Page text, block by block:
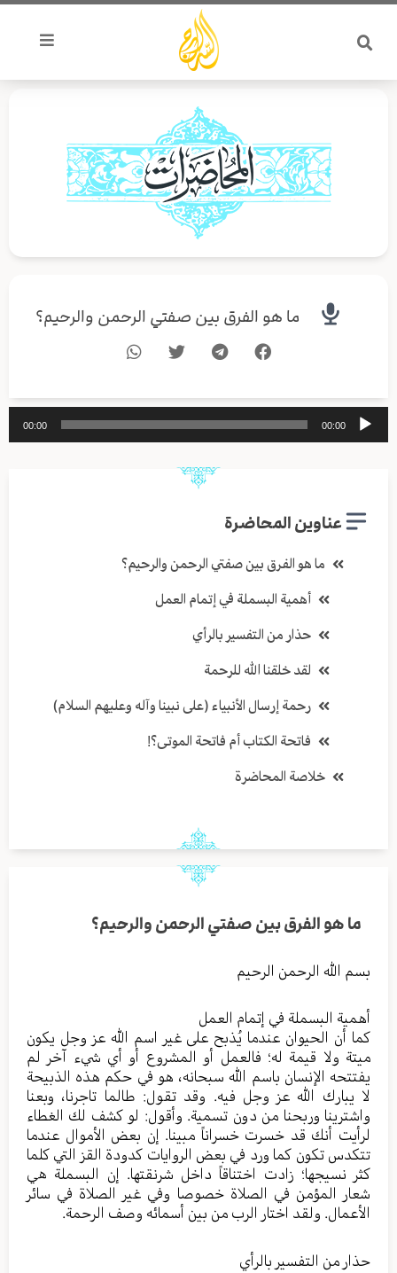
تخطي
المحتوى
ما هو الفرق بين صفتي الرحمن والرحيم؟
مشغل
الصوت
00:00
00:00
عناوين المحاضرة
ما هو الفرق بين صفتي الرحمن والرحيم؟
أهمية البسملة في إتمام العمل
حذار من التفسير بالرأي
لقد خلقنا الله للرحمة
رحمة إرسال الأنبياء (على نبينا وآله وعليهم السلام)
فاتحة الكتاب أم فاتحة الموتى؟!
خلاصة المحاضرة
ما هو الفرق بين صفتي الرحمن والرحيم؟
بسم الله الرحمن الرحيم
أهمية البسملة في إتمام العمل
كما أن الحيوان عندما يُذبح على غير اسم الله عز وجل يكون
ميتة ولا قيمة له؛ فالعمل أو المشروع أو أي شيء آخر لم
يفتتحه الإنسان باسم الله سبحانه، هو في حكم هذه الذبيحة
لا يبارك الله عز وجل فيه. وقد تقول: طالما تاجرنا، وبعنا
واشترينا وربحنا من دون تسمية. وأقول: لو كشف لك الغطاء
لرأيت أنك قد خسرت خسراناً مبينا. إن بعض الأموال عندما
تتكدس تكون كما ورد في بعض الروايات كدودة القز التي كلما
كثر نسيجها؛ زادت اختناقاً داخل شرنقتها. إن البسملة هي
شعار المؤمن في الصلاة خصوصا وفي غير الصلاة في سائر
الأعمال. ولقد اختار الرب من بين أسمائه وصف الرحمة.
حذار من التفسير بالرأي